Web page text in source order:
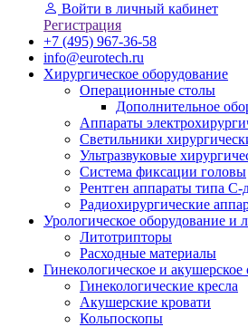
Войти в личный кабинет
Регистрация
+7 (495) 967-36-58
info@eurotech.ru
Хирургическое оборудование
Операционные столы
Дополнительное
Аппараты
Светильники
Ультразвуковые
Система фиксации головы
Рентген аппараты типа С-
Радиохирургические
Урологическое оборудование и
Литотрипторы
Расходные материалы
Гинекологическое и акушерское
Гинекологические кресла
Акушерские кровати
Кольпоскопы